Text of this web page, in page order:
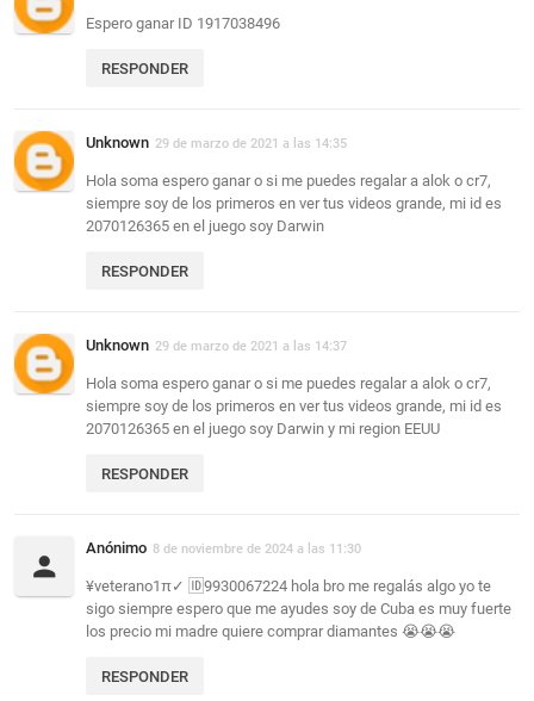
Espero ganar ID 1917038496
RESPONDER
Unknown 29 de marzo de 2021 a las 14:35
Hola soma espero ganar o si me puedes regalar a alok o cr7,
siempre soy de los primeros en ver tus videos grande, mi id es
2070126365 en el juego soy Darwin
RESPONDER
Unknown 29 de marzo de 2021 a las 14:37
Hola soma espero ganar o si me puedes regalar a alok o cr7,
siempre soy de los primeros en ver tus videos grande, mi id es
2070126365 en el juego soy Darwin y mi region EEUU
RESPONDER
Anónimo 8 de noviembre de 2024 a las 11:30
¥veterano1π✓ 🆔9930067224 hola bro me regalás algo yo te
sigo siempre espero que me ayudes soy de Cuba es muy fuerte
los precio mi madre quiere comprar diamantes 😭😭😭
RESPONDER